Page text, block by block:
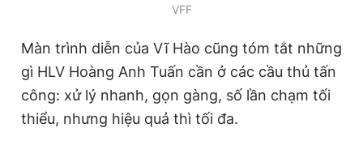
VFF
Màn trình diễn của Vĩ Hào cũng tóm tắt những
gì HLV Hoàng Anh Tuấn cần ở các cầu thủ tấn
công: xử lý nhanh, gọn gàng, số lần chạm tối
thiểu, nhưng hiệu quả thì tối đa.